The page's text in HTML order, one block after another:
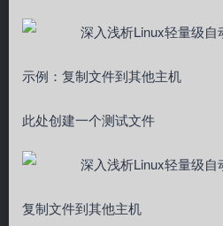
示例：复制文件到其他主机
此处创建一个测试文件
复制文件到其他主机